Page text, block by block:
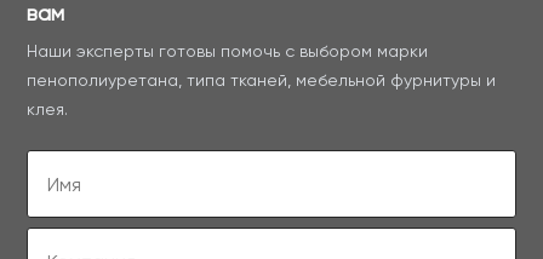
вам
Наши эксперты готовы помочь с выбором марки
пенополиуретана, типа тканей, мебельной фурнитуры и
клея.